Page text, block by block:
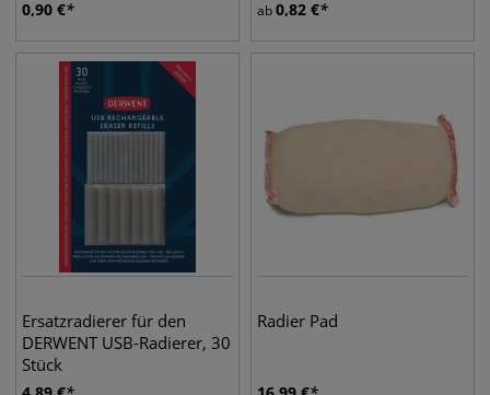
0,90 € ab0,82 €
Ersatzradierer für den
DERWENT USB-Radierer, 30
Stück
Radier Pad